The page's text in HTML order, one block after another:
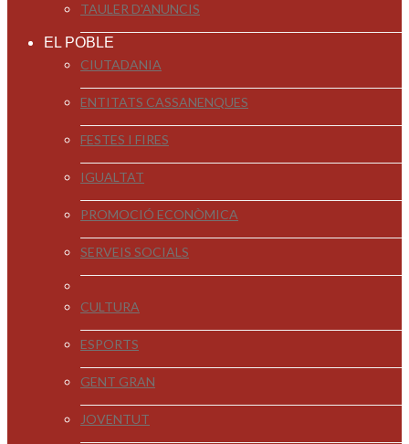
TAULER D'ANUNCIS
EL POBLE
CIUTADANIA
ENTITATS CASSANENQUES
FESTES I FIRES
IGUALTAT
PROMOCIÓ ECONÒMICA
SERVEIS SOCIALS
CULTURA
ESPORTS
GENT GRAN
JOVENTUT